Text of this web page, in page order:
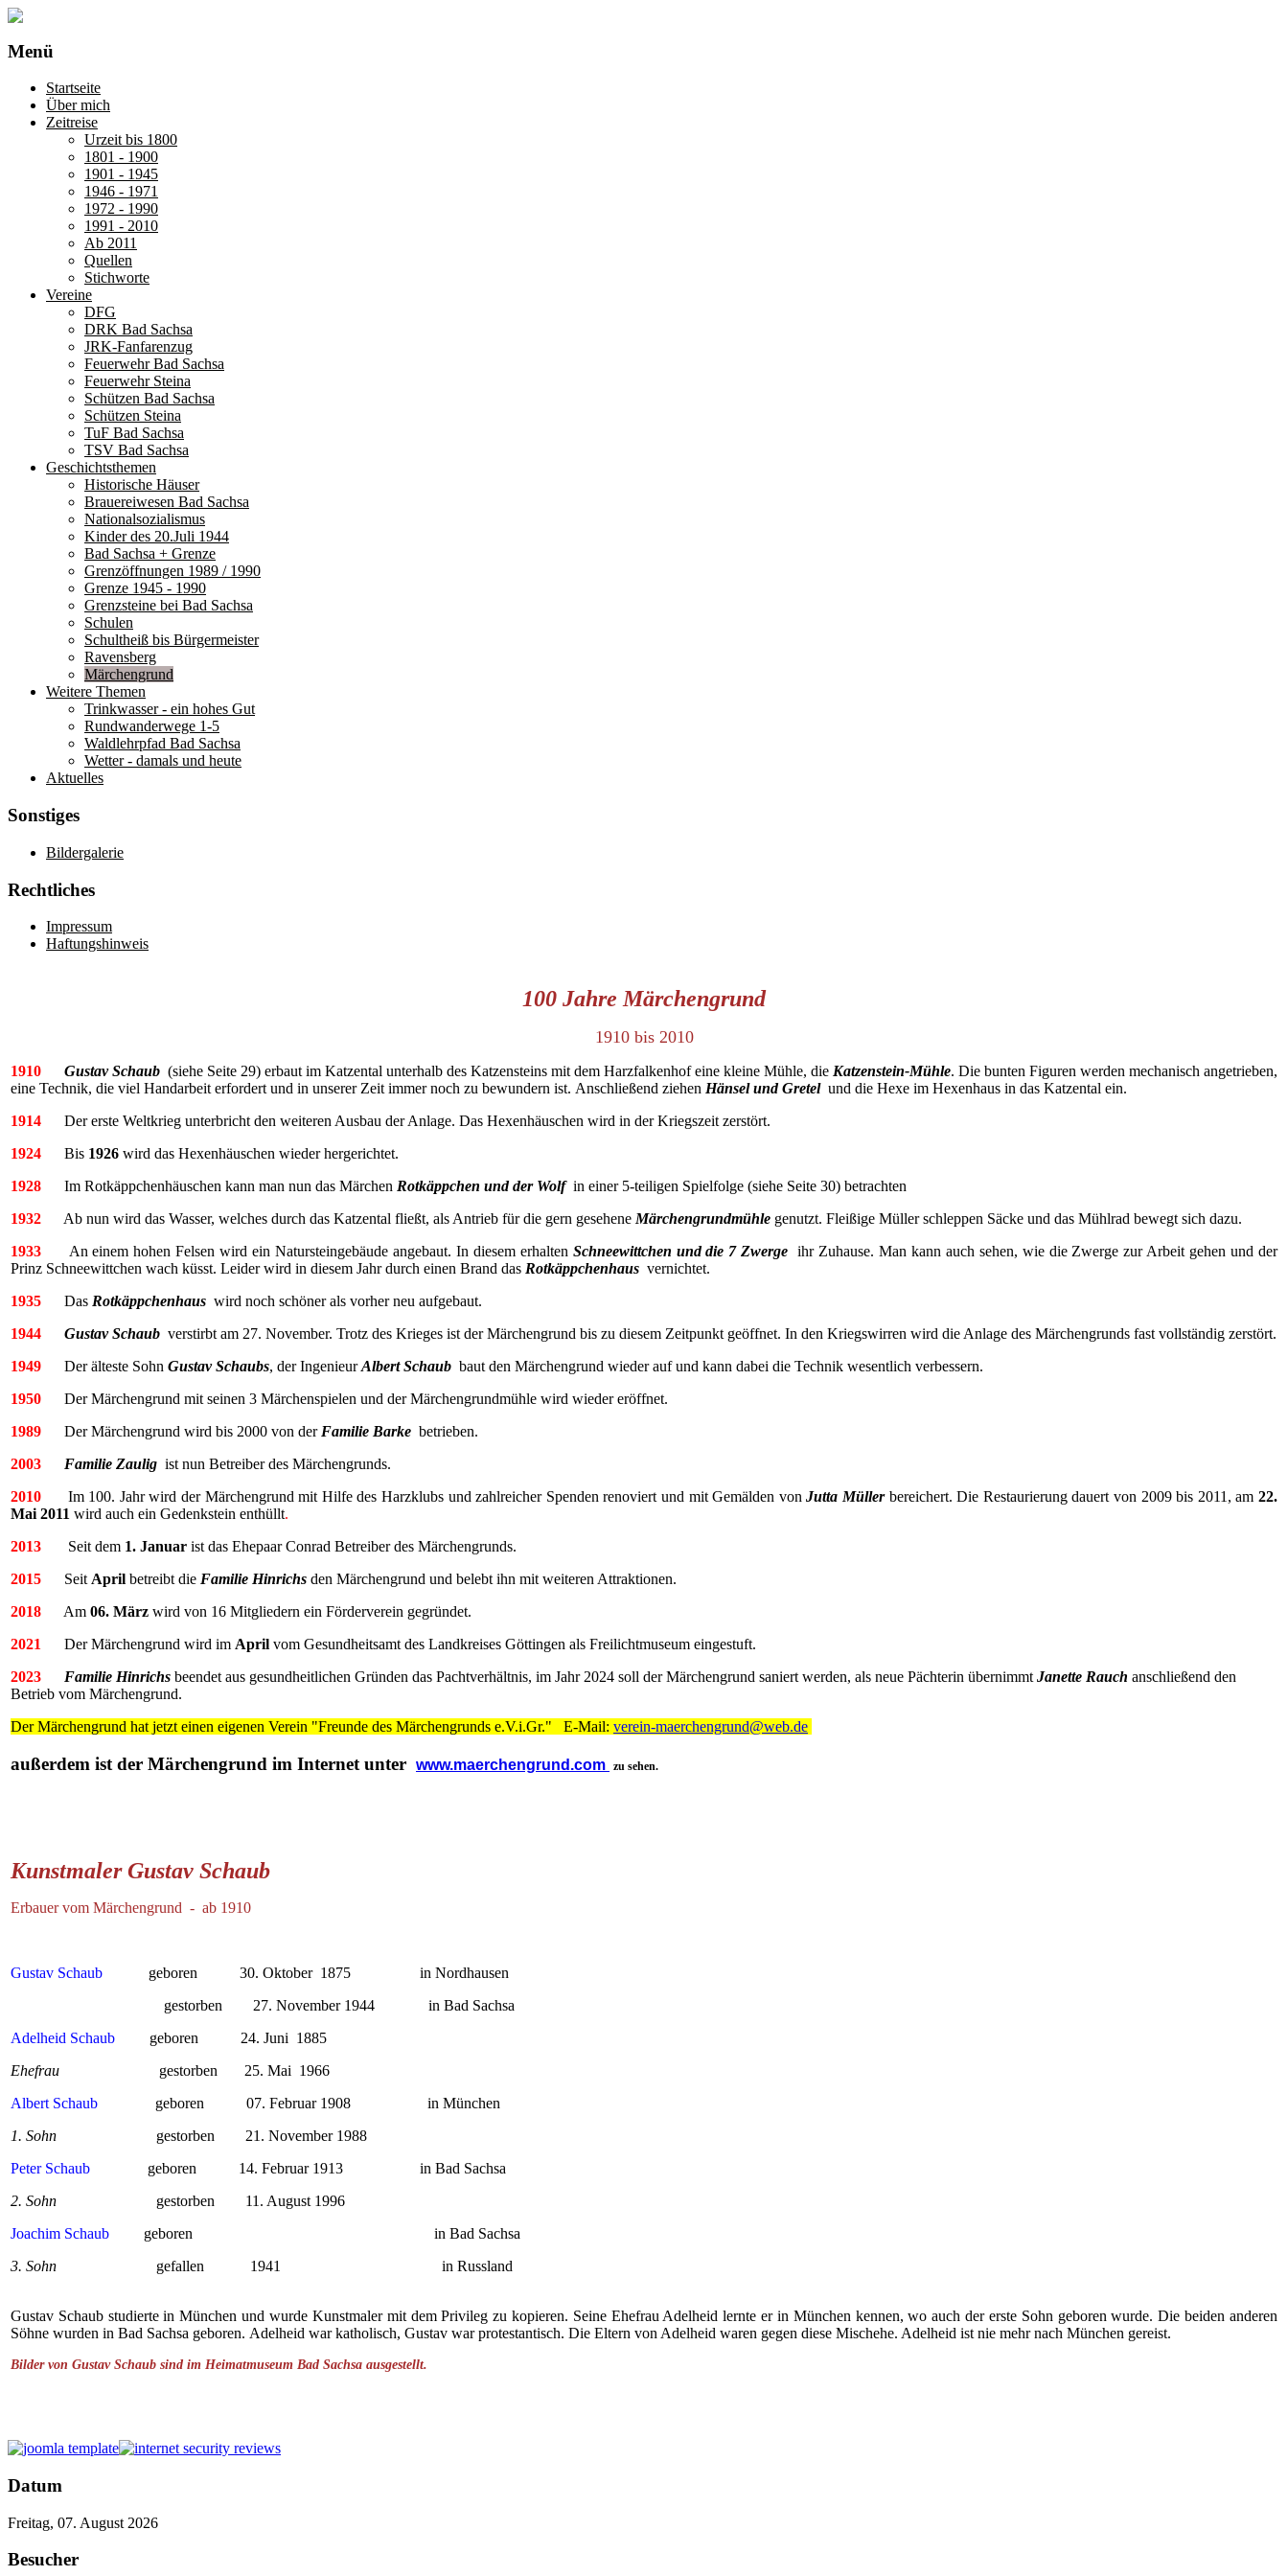
Menü
Startseite
Über mich
Zeitreise
Urzeit bis 1800
1801 - 1900
1901 - 1945
1946 - 1971
1972 - 1990
1991 - 2010
Ab 2011
Quellen
Stichworte
Vereine
DFG
DRK Bad Sachsa
JRK-Fanfarenzug
Feuerwehr Bad Sachsa
Feuerwehr Steina
Schützen Bad Sachsa
Schützen Steina
TuF Bad Sachsa
TSV Bad Sachsa
Geschichtsthemen
Historische Häuser
Brauereiwesen Bad Sachsa
Nationalsozialismus
Kinder des 20.Juli 1944
Bad Sachsa + Grenze
Grenzöffnungen 1989 / 1990
Grenze 1945 - 1990
Grenzsteine bei Bad Sachsa
Schulen
Schultheiß bis Bürgermeister
Ravensberg
Märchengrund
Weitere Themen
Trinkwasser - ein hohes Gut
Rundwanderwege 1-5
Waldlehrpfad Bad Sachsa
Wetter - damals und heute
Aktuelles
Sonstiges
Bildergalerie
Rechtliches
Impressum
Haftungshinweis
100 Jahre Märchengrund
1910 bis 2010
1910 Gustav Schaub (siehe Seite 29) erbaut im Katzental unterhalb des Katzensteins mit dem Harzfalkenhof eine kleine Mühle, die Katzenstein-Mühle. Die bunten Figuren werden mechanisch angetrieben,
eine Technik, die viel Handarbeit erfordert und in unserer Zeit immer noch zu bewundern ist. Anschließend ziehen Hänsel und Gretelund die Hexe im Hexenhaus in das Katzental ein.
1914 Der erste Weltkrieg unterbricht den weiteren Ausbau der Anlage. Das Hexenhäuschen wird in der Kriegszeit zerstört.
1924 Bis 1926 wird das Hexenhäuschen wieder hergerichtet.
1928 Im Rotkäppchenhäuschen kann man nun das Märchen Rotkäppchen und der Wolfin einer 5-teiligen Spielfolge (siehe Seite 30) betrachten
1932 Ab nun wird das Wasser, welches durch das Katzental fließt, als Antrieb für die gern gesehene Märchengrundmühle genutzt. Fleißige Müller schleppen Säcke und das Mühlrad bewegt sich dazu.
1933 An einem hohen Felsen wird ein Natursteingebäude angebaut. In diesem erhalten Schneewittchen und die 7 Zwerge ihr Zuhause. Man kann auch sehen, wie die Zwerge zur Arbeit gehen und der
Prinz Schneewittchen wach küsst. Leider wird in diesem Jahr durch einen Brand das Rotkäppchenhaus vernichtet.
1935 Das Rotkäppchenhaus wird noch schöner als vorher neu aufgebaut.
1944
Gustav Schaub verstirbt am 27. November. Trotz des Krieges ist der Märchengrund bis zu diesem Zeitpunkt geöffnet. In den Kriegswirren wird die Anlage des Märchengrunds fast vollständig zerstört.
1949 Der älteste Sohn Gustav Schaubs, der IngenieurAlbert Schaub baut den Märchengrund wieder auf und kann dabei die Technik wesentlich verbessern.
1950 Der Märchengrund mit seinen 3 Märchenspielen und der Märchengrundmühle wird wieder eröffnet.
1989 Der Märchengrund wird bis 2000 von der Familie Barke betrieben.
2003
Familie Zaulig ist nun Betreiber des Märchengrunds.
2010
Im 100. Jahr wird der Märchengrund mit Hilfe des Harzklubs und zahlreicher Spenden renoviert und mit Gemälden vonJutta Müller bereichert. Die Restaurierung dauert von 2009 bis 2011, am22.
Mai 2011 wird auch ein Gedenkstein enthüllt.
2013 Seit dem 1. Januar ist das Ehepaar Conrad Betreiber des Märchengrunds.
2015 Seit April betreibt die Familie Hinrichs den Märchengrund und belebt ihn mit weiteren Attraktionen.
2018
Am 06. März wird von 16 Mitgliedern ein Förderverein gegründet.
2021
Der Märchengrund wird im April vom Gesundheitsamt des Landkreises Göttingen als Freilichtmuseum eingestuft.
2023
Familie Hinrichs beendet aus gesundheitlichen Gründen das Pachtverhältnis, im Jahr 2024 soll der Märchengrund saniert werden, als neue Pächterin übernimmt Janette Rauch anschließend den
Betrieb vom Märchengrund.
Der Märchengrund hat jetzt einen eigenen Verein "Freunde des Märchengrunds e.V.i.Gr." E-Mail: verein-maerchengrund@web.de
außerdem ist der Märchengrund im Internet unter www.maerchengrund.com zu sehen.
Kunstmaler Gustav Schaub
Erbauer vom Märchengrund - ab 1910
Gustav Schaub geboren 30. Oktober 1875 in Nordhausen
gestorben 27. November 1944 in Bad Sachsa
Adelheid Schaub geboren 24. Juni 1885
Ehefrau gestorben 25. Mai 1966
Albert Schaub
geboren 07. Februar 1908 in München
1. Sohn gestorben 21. November 1988
Peter Schaub geboren 14. Februar 1913 in Bad Sachsa
2. Sohn gestorben 11. August 1996
Joachim Schaub geboren in Bad Sachsa
3. Sohn gefallen 1941 in Russland
Gustav Schaub studierte in München und wurde Kunstmaler mit dem Privileg zu kopieren. Seine Ehefrau Adelheid lernte er in München kennen, wo auch der erste Sohn geboren wurde. Die beiden anderen
Söhne wurden in Bad Sachsa geboren. Adelheid war katholisch, Gustav war protestantisch. Die Eltern von Adelheid waren gegen diese Mischehe. Adelheid ist nie mehr nach München gereist.
Bilder von Gustav Schaub sind im Heimatmuseum Bad Sachsa ausgestellt.
Datum
Freitag, 07. August 2026
Besucher